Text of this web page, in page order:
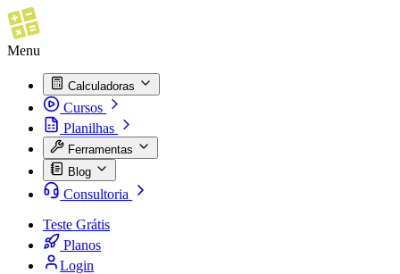
Menu
Calculadoras
Cursos
Planilhas
Ferramentas
Blog
Consultoria
Teste Grátis
Planos
Login